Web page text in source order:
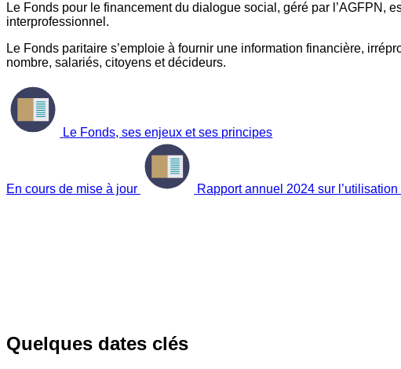
Le Fonds pour le financement du dialogue social, géré par l’AGFPN,
interprofessionnel.
Le Fonds paritaire s’emploie à fournir une information financière,
nombre, salariés, citoyens et décideurs.
Le Fonds, ses enjeux et ses principes
En cours de mise à jour Rapport annuel 2024 sur
Quelques dates clés